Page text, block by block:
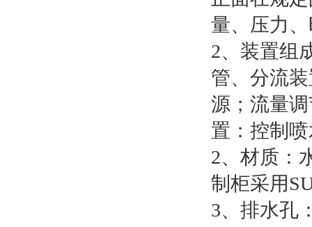
量、压力
2、装置组
管、分流
源；流量
置：控制
2、材质：
制柜采用
3、排水孔